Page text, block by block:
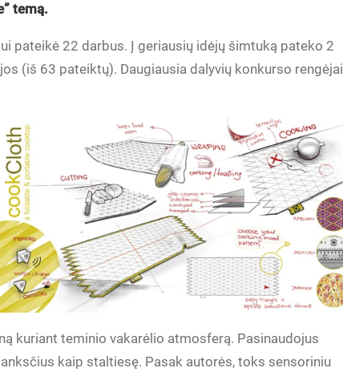
temą.
pateikė 22 darbus. Į geriausių idėjų šimtuką pateko 2
(iš 63 pateiktų). Daugiausia dalyvių konkurso rengėjai
kuriant teminio vakarėlio atmosferą. Pasinaudojus
kaip staltiesę. Pasak autorės, toks sensoriniu